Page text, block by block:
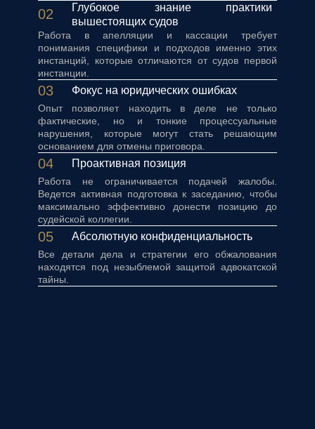
02
Глубокое знание практики
вышестоящих судов
Работа в апелляции и кассации требует
понимания специфики и подходов именно этих
инстанций, которые отличаются от судов первой
инстанции.
03 Фокус на юридических ошибках
Опыт позволяет находить в деле не только
фактические, но и тонкие процессуальные
нарушения, которые могут стать решающим
основанием для отмены приговора.
04 Проактивная позиция
Работа не ограничивается подачей жалобы.
Ведется активная подготовка к заседанию, чтобы
максимально эффективно донести позицию до
судейской коллегии.
05 Абсолютную конфиденциальность
Все детали дела и стратегии его обжалования
находятся под незыблемой защитой адвокатской
тайны.